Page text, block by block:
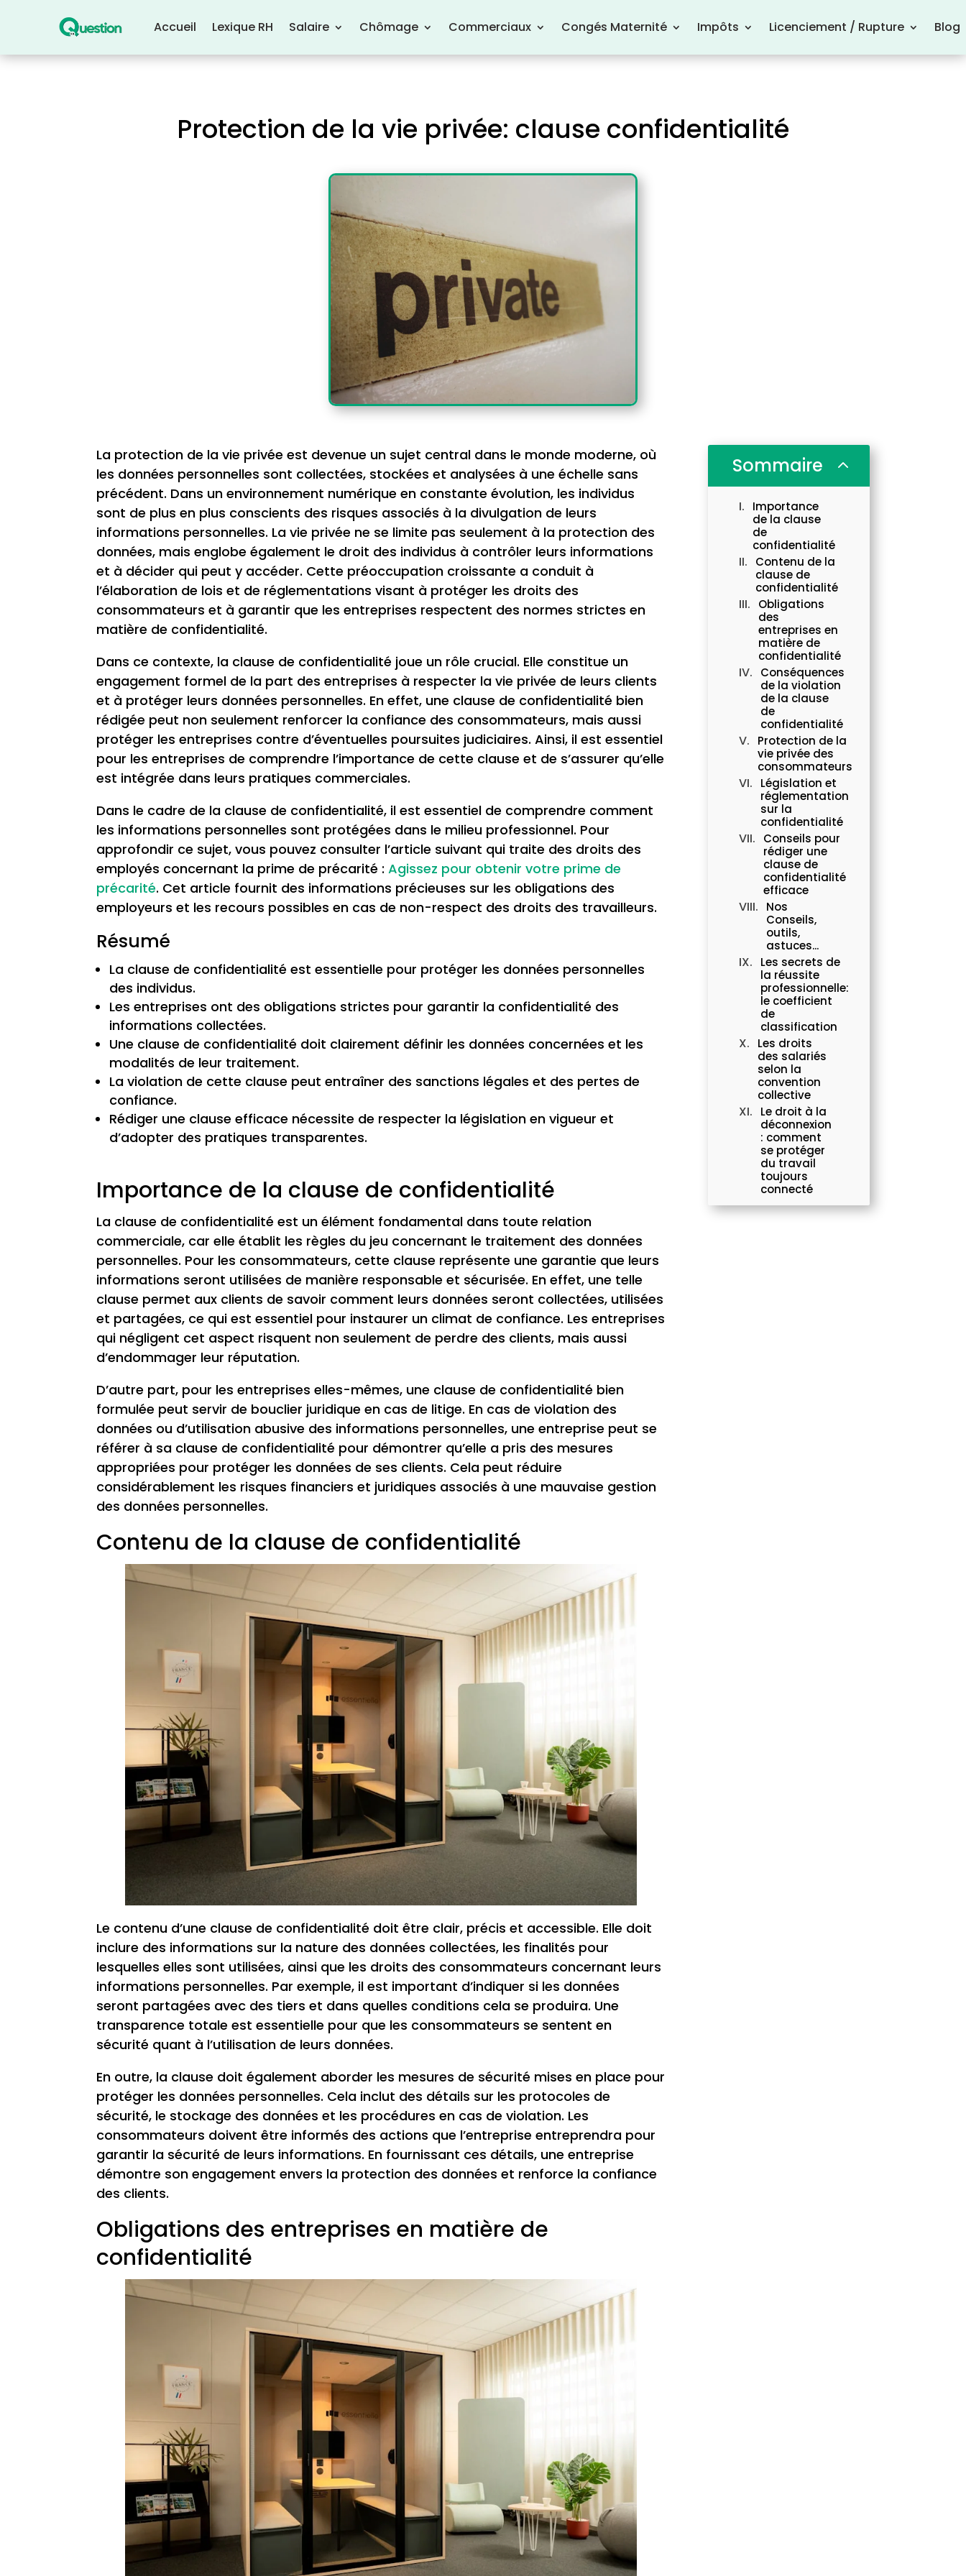
Accueil Lexique RH Salaire Chômage Commerciaux Congés Maternité Impôts Licenciement / Rupture Blog
Protection de la vie privée: clause confidentialité
La protection de la vie privée est devenue un sujet central dans le monde moderne, où
les données personnelles sont collectées, stockées et analysées à une échelle sans
précédent. Dans un environnement numérique en constante évolution, les individus
sont de plus en plus conscients des risques associés à la divulgation de leurs
informations personnelles. La vie privée ne se limite pas seulement à la protection des
données, mais englobe également le droit des individus à contrôler leurs informations
et à décider qui peut y accéder. Cette préoccupation croissante a conduit à
l’élaboration de lois et de réglementations visant à protéger les droits des
consommateurs et à garantir que les entreprises respectent des normes strictes en
matière de confidentialité.
Dans ce contexte, la clause de confidentialité joue un rôle crucial. Elle constitue un
engagement formel de la part des entreprises à respecter la vie privée de leurs clients
et à protéger leurs données personnelles. En effet, une clause de confidentialité bien
rédigée peut non seulement renforcer la confiance des consommateurs, mais aussi
protéger les entreprises contre d’éventuelles poursuites judiciaires. Ainsi, il est essentiel
pour les entreprises de comprendre l’importance de cette clause et de s’assurer qu’elle
est intégrée dans leurs pratiques commerciales.
Dans le cadre de la clause de confidentialité, il est essentiel de comprendre comment
les informations personnelles sont protégées dans le milieu professionnel. Pour
approfondir ce sujet, vous pouvez consulter l’article suivant qui traite des droits des
employés concernant la prime de précarité :Agissez pour obtenir votre prime de
précarité. Cet article fournit des informations précieuses sur les obligations des
employeurs et les recours possibles en cas de non-respect des droits des travailleurs.
Résumé
La clause de confidentialité est essentielle pour protéger les données personnelles
des individus.
Les entreprises ont des obligations strictes pour garantir la confidentialité des
informations collectées.
Une clause de confidentialité doit clairement définir les données concernées et les
modalités de leur traitement.
La violation de cette clause peut entraîner des sanctions légales et des pertes de
confiance.
Rédiger une clause efficace nécessite de respecter la législation en vigueur et
d’adopter des pratiques transparentes.
Importance de la clause de confidentialité
La clause de confidentialité est un élément fondamental dans toute relation
commerciale, car elle établit les règles du jeu concernant le traitement des données
personnelles. Pour les consommateurs, cette clause représente une garantie que leurs
informations seront utilisées de manière responsable et sécurisée. En effet, une telle
clause permet aux clients de savoir comment leurs données seront collectées, utilisées
et partagées, ce qui est essentiel pour instaurer un climat de confiance. Les entreprises
qui négligent cet aspect risquent non seulement de perdre des clients, mais aussi
d’endommager leur réputation.
D’autre part, pour les entreprises elles-mêmes, une clause de confidentialité bien
formulée peut servir de bouclier juridique en cas de litige. En cas de violation des
données ou d’utilisation abusive des informations personnelles, une entreprise peut se
référer à sa clause de confidentialité pour démontrer qu’elle a pris des mesures
appropriées pour protéger les données de ses clients. Cela peut réduire
considérablement les risques financiers et juridiques associés à une mauvaise gestion
des données personnelles.
Contenu de la clause de confidentialité
Le contenu d’une clause de confidentialité doit être clair, précis et accessible. Elle doit
inclure des informations sur la nature des données collectées, les finalités pour
lesquelles elles sont utilisées, ainsi que les droits des consommateurs concernant leurs
informations personnelles. Par exemple, il est important d’indiquer si les données
seront partagées avec des tiers et dans quelles conditions cela se produira. Une
transparence totale est essentielle pour que les consommateurs se sentent en
sécurité quant à l’utilisation de leurs données.
En outre, la clause doit également aborder les mesures de sécurité mises en place pour
protéger les données personnelles. Cela inclut des détails sur les protocoles de
sécurité, le stockage des données et les procédures en cas de violation. Les
consommateurs doivent être informés des actions que l’entreprise entreprendra pour
garantir la sécurité de leurs informations. En fournissant ces détails, une entreprise
démontre son engagement envers la protection des données et renforce la confiance
des clients.
Obligations des entreprises en matière de
confidentialité
Sommaire 2
Importance
de la clause
de
confidentialité
Contenu de la
clause de
confidentialité
Obligations
des
entreprises en
matière de
confidentialité
Conséquences
de la violation
de la clause
de
confidentialité
Protection de la
vie privée des
consommateurs
Législation et
réglementation
sur la
confidentialité
Conseils pour
rédiger une
clause de
confidentialité
efficace
Nos
Conseils,
outils,
astuces...
Les secrets de
la réussite
professionnelle:
le coefficient
de
classification
Les droits
des salariés
selon la
convention
collective
Le droit à la
déconnexion
: comment
se protéger
du travail
toujours
connecté